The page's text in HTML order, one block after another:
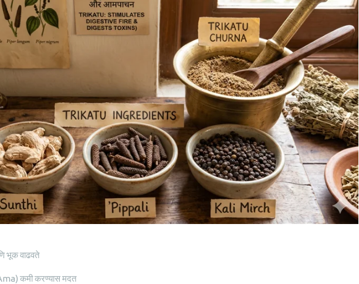
भूक वाढवते
कमी करण्यास मदत